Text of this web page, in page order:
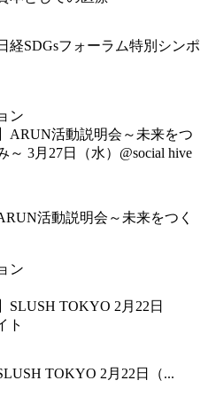
経SDGsフォーラム特別シンポ
ン
活動説明会～未来をつく
ン
TOKYO 2月22日（...